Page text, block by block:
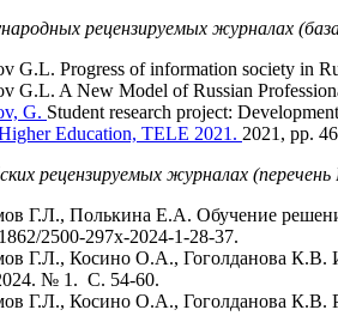
рецензируемых журналах
G.L. Progress of information society in
G.L. A New Model of Russian
G. Student research project:
Education, TELE 2021. 2021, pp.
рецензируемых журналах
Г.Л., Полькина Е.А. Обучение
2500-297x-2024-1-28-37.
Г.Л., Косино О.А., Гоголданова К.В.
№ 1. С. 54-60.
Г.Л., Косино О.А., Гоголданова К.В.